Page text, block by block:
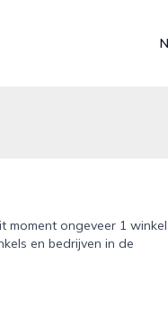
ongeveer 1
en bedrijven in de